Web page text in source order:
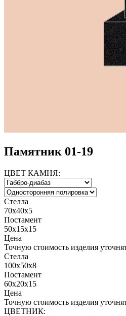
Памятник 01-19
ЦВЕТ КАМНЯ:
Стелла
70х40х5
Постамент
50х15х15
Цена
Точную стоимость изделия
Стелла
100х50х8
Постамент
60х20х15
Цена
Точную стоимость изделия
ЦВЕТНИК: